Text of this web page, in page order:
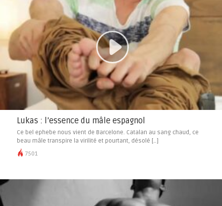
Lukas : l’essence du mâle espagnol
Ce bel ephebe nous vient de Barcelone. Catalan au sang chaud, ce
beau mâle transpire la virilité et pourtant, désolé […]
7501